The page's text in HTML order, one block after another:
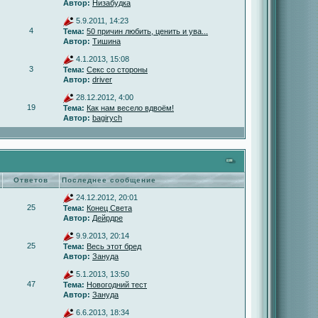
Автор: Низабудка
4
5.9.2011, 14:23
Тема: 50 причин любить, ценить и ува...
Автор: Тишина
3
4.1.2013, 15:08
Тема: Секс со стороны
Автор: driver
19
28.12.2012, 4:00
Тема: Как нам весело вдвоём!
Автор: bagirych
Ответов Последнее сообщение
25
24.12.2012, 20:01
Тема: Конец Света
Автор: Дейрдре
25
9.9.2013, 20:14
Тема: Весь этот бред
Автор: Зануда
47
5.1.2013, 13:50
Тема: Новогодний тест
Автор: Зануда
6.6.2013, 18:34